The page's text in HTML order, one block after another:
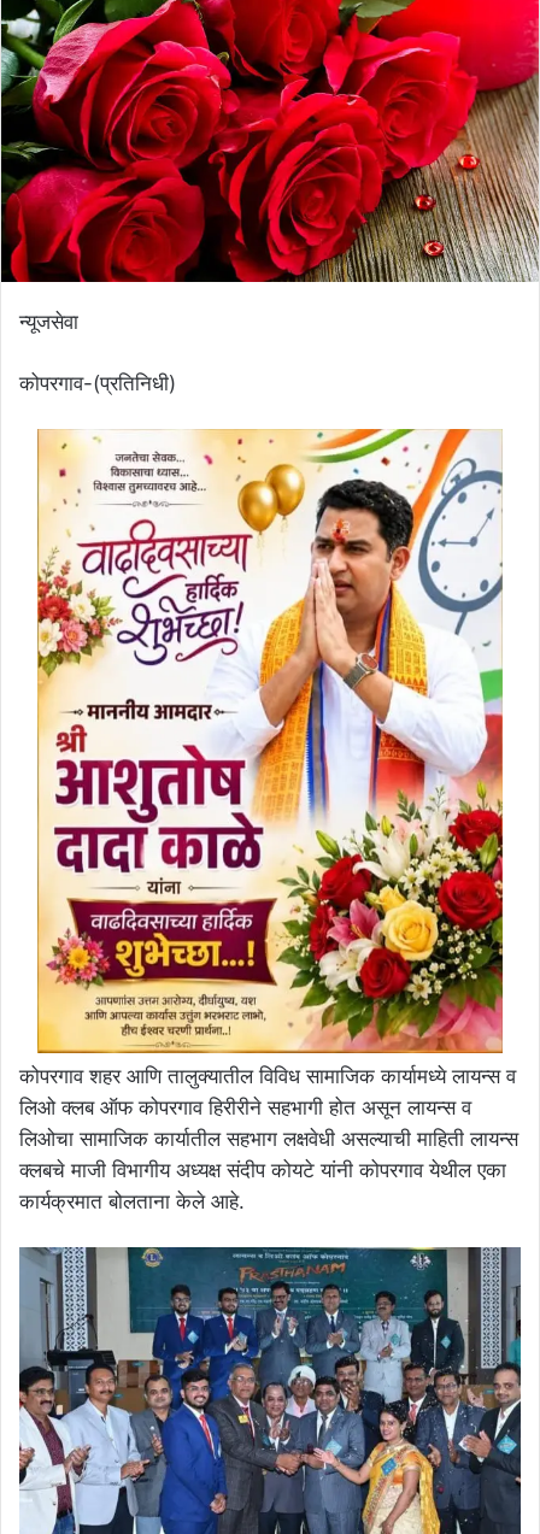
न्यूजसेवा
कोपरगाव-(प्रतिनिधी)
कोपरगाव शहर आणि तालुक्यातील विविध सामाजिक कार्यामध्ये लायन्स व
लिओ क्लब ऑफ कोपरगाव हिरीरीने सहभागी होत असून लायन्स व
लिओचा सामाजिक कार्यातील सहभाग लक्षवेधी असल्याची माहिती लायन्स
क्लबचे माजी विभागीय अध्यक्ष संदीप कोयटे यांनी कोपरगाव येथील एका
कार्यक्रमात बोलताना केले आहे.